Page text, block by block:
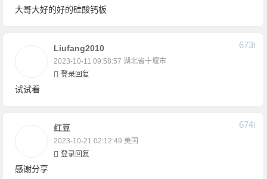
大哥大好的好的硅酸钙板
Liufang2010
2023-10-11 09:58:57 湖北省十堰市
673F
登录回复
试试看
红豆
2023-10-21 02:12:49 美国
674F
登录回复
感谢分享